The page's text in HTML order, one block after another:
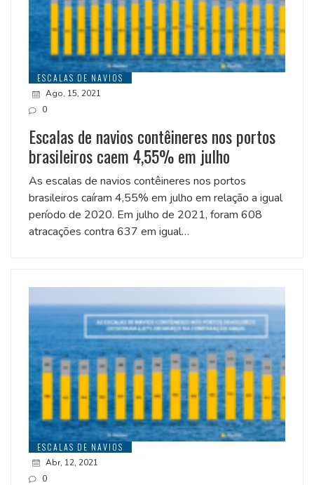
ESCALAS DE NAVIOS
Ago, 15, 2021
0
Escalas de navios contêineres nos portos
brasileiros caem 4,55% em julho
As escalas de navios contêineres nos portos
brasileiros caíram 4,55% em julho em relação a igual
período de 2020. Em julho de 2021, foram 608
atracações contra 637 em igual…
ESCALAS DE NAVIOS
Abr, 12, 2021
0